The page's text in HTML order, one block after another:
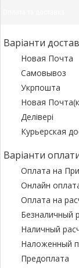
Варіанти
Новая Почта
Самовывоз
Укрпошта
Новая
Делівері
Курьерская
Варіанти
Оплата на
Онлайн
Оплата на
Безналичный
Наличный
Наложенный
Предоплата